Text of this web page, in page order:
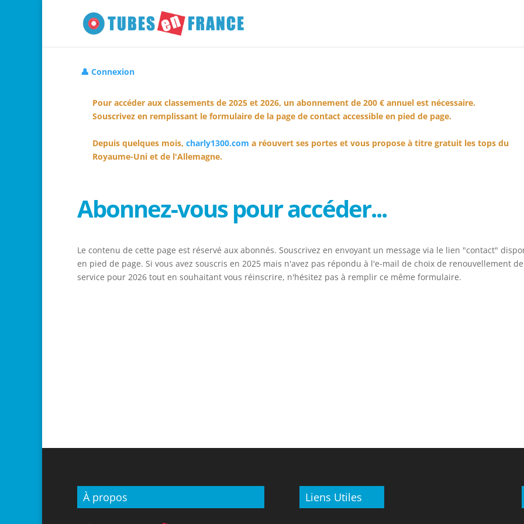
👤 Connexion
Pour accéder aux classements de 2025 et 2026, un abonnement de 200 € annuel est nécessaire.
Souscrivez en remplissant le formulaire de la page de contact accessible en pied de page.
Depuis quelques mois, charly1300.com a réouvert ses portes et vous propose à titre gratuit les tops du
Royaume-Uni et de l'Allemagne.
Abonnez-vous pour accéder...
Le contenu de cette page est réservé aux abonnés. Souscrivez en envoyant un message via le lien "contact"
en pied de page. Si vous avez souscris en 2025 mais n'avez pas répondu à l'e-mail de choix de renouvellement de
service pour 2026 tout en souhaitant vous réinscrire, n'hésitez pas à remplir ce même formulaire.
À propos Liens Utiles